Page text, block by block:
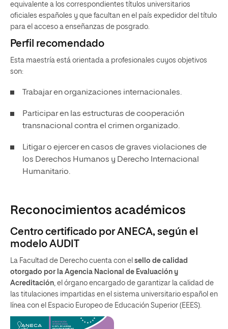
equivalente a los correspondientes títulos universitarios
oficiales españoles y que facultan en el país expedidor del título
para el acceso a enseñanzas de posgrado.
Perfil recomendado
Esta maestría está orientada a profesionales cuyos objetivos
son:
Trabajar en organizaciones internacionales.
Participar en las estructuras de cooperación
transnacional contra el crimen organizado.
Litigar o ejercer en casos de graves violaciones de
los Derechos Humanos y Derecho Internacional
Humanitario.
Reconocimientos académicos
Centro certificado por ANECA, según el
modelo AUDIT
La Facultad de Derecho cuenta con el sello de calidad
otorgado por la Agencia Nacional de Evaluación y
Acreditación, el órgano encargado de garantizar la calidad de
las titulaciones impartidas en el sistema universitario español en
línea con el Espacio Europeo de Educación Superior (EEES).